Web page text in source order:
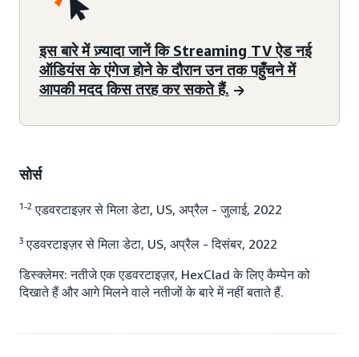
इस बारे में ज़्यादा जानें कि Streaming TV ऐड नई
ऑडियंस के एंगेज होने के दौरान उन तक पहुँचने में
आपकी मदद किस तरह कर सकते हैं.
सोर्स
1-2 एडवरटाइज़र से मिला डेटा, US, अप्रैल - जुलाई, 2022
3एडवरटाइज़र से मिला डेटा, US, अप्रैल - दिसंबर, 2022
डिस्क्लेमर: नतीजे एक एडवरटाइज़र, HexClad के लिए कैम्पेन को
दिखाते हैं और आगे मिलने वाले नतीजों के बारे में नहीं बताते हैं.